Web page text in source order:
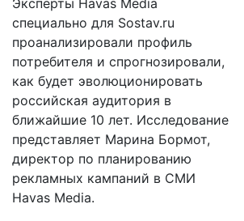
Эксперты Havas Media
специально для Sostav.ru
проанализировали профиль
потребителя и спрогнозировали,
как будет эволюционировать
российская аудитория в
ближайшие 10 лет. Исследование
представляет Марина Бормот,
директор по планированию
рекламных кампаний в СМИ
Havas Media.